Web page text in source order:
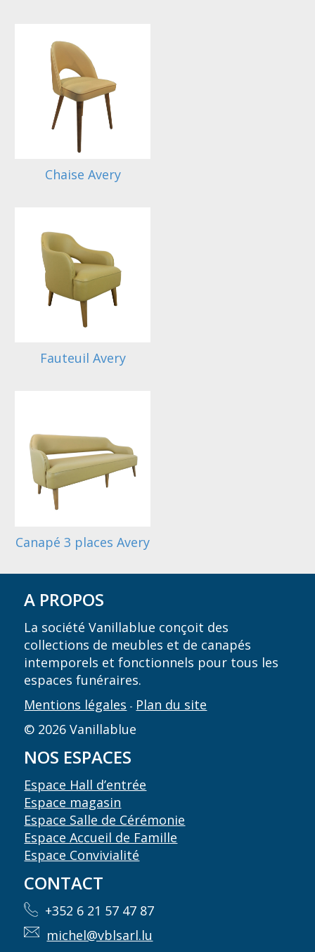
Chaise Avery
Fauteuil Avery
Canapé 3 places Avery
A PROPOS
La société Vanillablue conçoit des
collections de meubles et de canapés
intemporels et fonctionnels pour tous les
espaces funéraires.
Mentions légales - Plan du site
© 2026 Vanillablue
NOS ESPACES
Espace Hall d’entrée
Espace magasin
Espace Salle de Cérémonie
Espace Accueil de Famille
Espace Convivialité
CONTACT
+352 6 21 57 47 87
michel@vblsarl.lu